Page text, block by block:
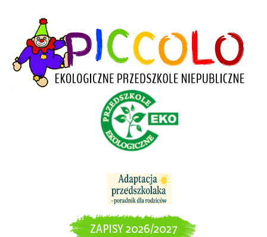
ZAPISY 2026/2027